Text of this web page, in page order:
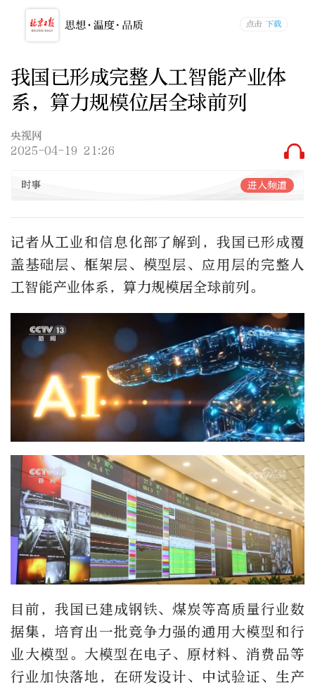
我国已形成完整人工智能产业体
系，算力规模位居全球前列
央视网
2025-04-19 21:26
时事 进入频道
记者从工业和信息化部了解到，我国已形成覆
盖基础层、框架层、模型层、应用层的完整人
工智能产业体系，算力规模居全球前列。
目前，我国已建成钢铁、煤炭等高质量行业数
据集，培育出一批竞争力强的通用大模型和行
业大模型。大模型在电子、原材料、消费品等
行业加快落地，在研发设计、中试验证、生产